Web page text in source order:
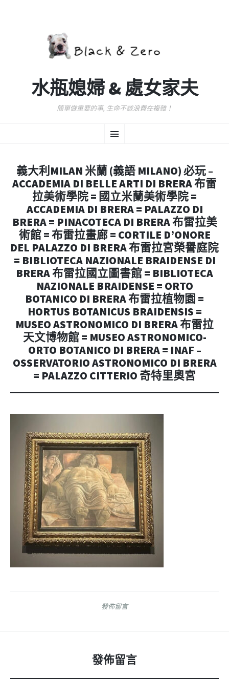
水瓶媳婦 & 處女家夫
簡單做重要的事, 生命不該浪費在複雜！
選
至
容
義大利MILAN 米蘭 (義語 MILANO) 必玩 –
ACCADEMIA DI BELLE ARTI DI BRERA 布雷
拉美術學院 = 國立米蘭美術學院 =
ACCADEMIA DI BRERA = PALAZZO DI
BRERA = PINACOTECA DI BRERA 布雷拉美
術館 = 布雷拉畫廊 = CORTILE D’ONORE
DEL PALAZZO DI BRERA 布雷拉宮榮譽庭院
= BIBLIOTECA NAZIONALE BRAIDENSE DI
BRERA 布雷拉國立圖書館 = BIBLIOTECA
NAZIONALE BRAIDENSE = ORTO
BOTANICO DI BRERA 布雷拉植物園 =
HORTUS BOTANICUS BRAIDENSIS =
MUSEO ASTRONOMICO DI BRERA 布雷拉
天文博物館 = MUSEO ASTRONOMICO-
ORTO BOTANICO DI BRERA = INAF –
OSSERVATORIO ASTRONOMICO DI BRERA
= PALAZZO CITTERIO 奇特里奧宮
發佈留言
發佈留言